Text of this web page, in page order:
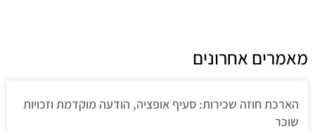
מאמרים אחרונים
הארכת חוזה שכירות: סעיף אופציה, הודעה מוקדמת וזכויות
שוכר